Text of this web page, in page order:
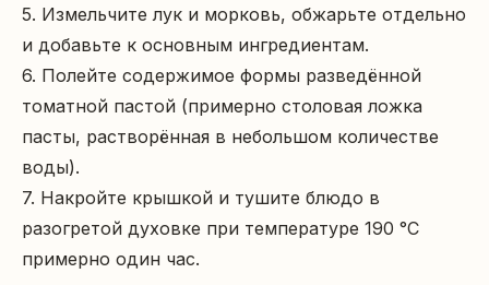
5. Измельчите лук и морковь, обжарьте отдельно
и добавьте к основным ингредиентам.
6. Полейте содержимое формы разведённой
томатной пастой (примерно столовая ложка
пасты, растворённая в небольшом количестве
воды).
7. Накройте крышкой и тушите блюдо в
разогретой духовке при температуре 190 °C
примерно один час.